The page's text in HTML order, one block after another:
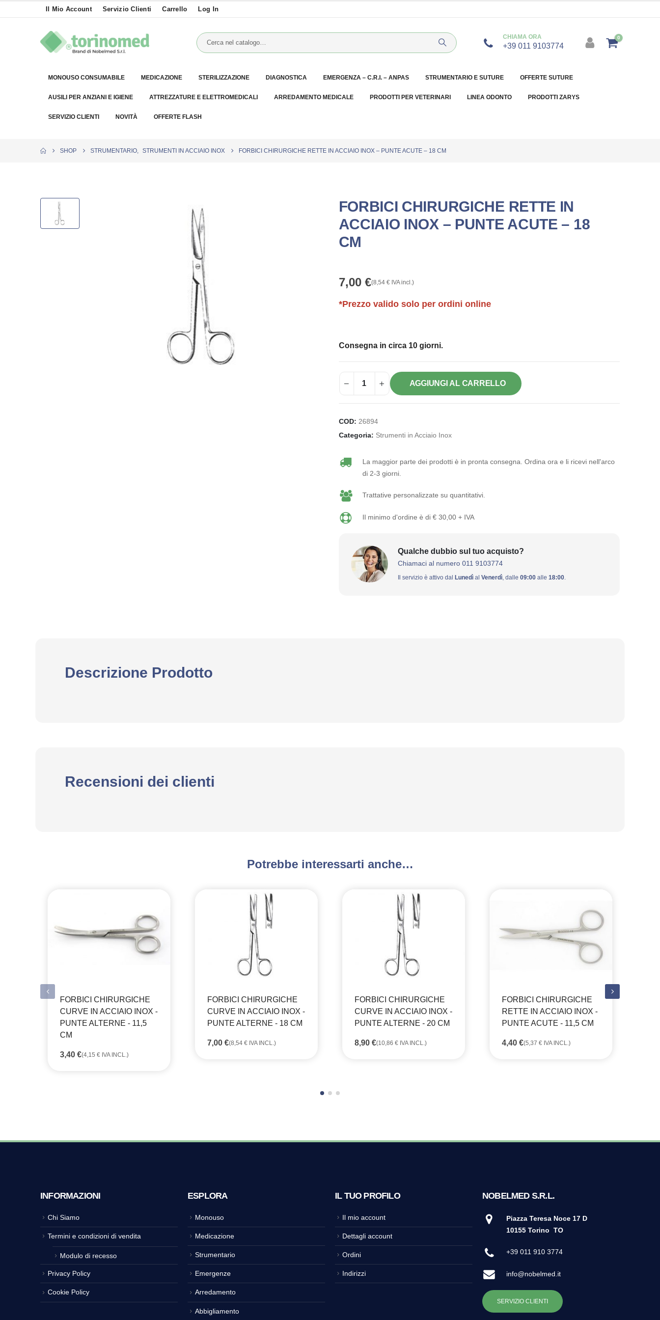
Il Mio Account Servizio Clienti Carrello Log In
CHIAMA ORA
+39 011 9103774
0
MONOUSO CONSUMABILE MEDICAZIONE STERILIZZAZIONE DIAGNOSTICA EMERGENZA – C.R.I. – ANPAS STRUMENTARIO E SUTURE OFFERTE SUTURE
AUSILI PER ANZIANI E IGIENE ATTREZZATURE E ELETTROMEDICALI ARREDAMENTO MEDICALE PRODOTTI PER VETERINARI LINEA ODONTO PRODOTTI ZARYS
SERVIZIO CLIENTI NOVITÀ OFFERTE FLASH
SHOP STRUMENTARIO STRUMENTI IN ACCIAIO INOX FORBICI CHIRURGICHE RETTE IN ACCIAIO INOX – PUNTE ACUTE – 18 CM
FORBICI CHIRURGICHE RETTE IN
ACCIAIO INOX – PUNTE ACUTE – 18
CM
7,00 €(8,54 €IVA incl.)
*Prezzo valido solo per ordini online
Consegna in circa 10 giorni.
AGGIUNGI AL CARRELLO
COD: 26894
Categoria: Strumenti in Acciaio Inox
La maggior parte dei prodotti è in pronta consegna. Ordina ora e li ricevi nell'arco
di 2-3 giorni.
Trattative personalizzate su quantitativi.
Il minimo d'ordine è di € 30,00 + IVA
Qualche dubbio sul tuo acquisto?
Chiamaci al numero 011 9103774
Il servizio è attivo dal Lunedìal Venerdì, dalle 09:00alle 18:00.
Descrizione Prodotto
Recensioni dei clienti
Potrebbe interessarti anche…
FORBICI CHIRURGICHE
CURVE IN ACCIAIO INOX -
PUNTE ALTERNE - 11,5
CM
3,40 €(4,15 € IVA INCL.)
FORBICI CHIRURGICHE
CURVE IN ACCIAIO INOX -
PUNTE ALTERNE - 18 CM
7,00 €(8,54 € IVA INCL.)
FORBICI CHIRURGICHE
CURVE IN ACCIAIO INOX -
PUNTE ALTERNE - 20 CM
8,90 €(10,86 € IVA INCL.)
FORBICI CHIRURGICHE
RETTE IN ACCIAIO INOX -
PUNTE ACUTE - 11,5 CM
4,40 €(5,37 € IVA INCL.)
INFORMAZIONI
Chi Siamo
Termini e condizioni di vendita
Modulo di recesso
Privacy Policy
Cookie Policy
ESPLORA
Monouso
Medicazione
Strumentario
Emergenze
Arredamento
Abbigliamento
IL TUO PROFILO
Il mio account
Dettagli account
Ordini
Indirizzi
NOBELMED S.R.L.
Piazza Teresa Noce 17 D
10155 Torino TO
+39 011 910 3774
info@nobelmed.it
SERVIZIO CLIENTI